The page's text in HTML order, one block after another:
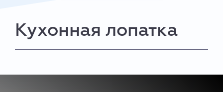
Кухонная лопатка